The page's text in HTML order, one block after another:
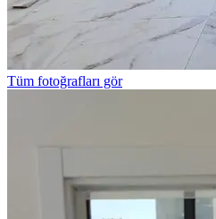
Tüm fotoğrafları gör